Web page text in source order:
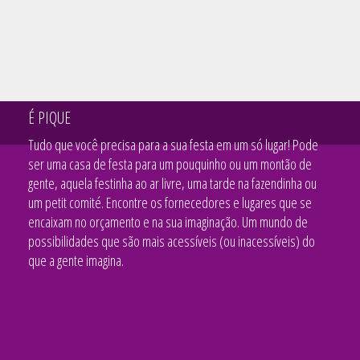
É PIQUE
Tudo que você precisa para a sua festa em um só lugar! Pode
ser uma casa de festa para um pouquinho ou um montão de
gente, aquela festinha ao ar livre, uma tarde na fazendinha ou
um petit comité. Encontre os fornecedores e lugares que se
encaixam no orçamento e na sua imaginação. Um mundo de
possibilidades que são mais acessíveis (ou inacessíveis) do
que a gente imagina.